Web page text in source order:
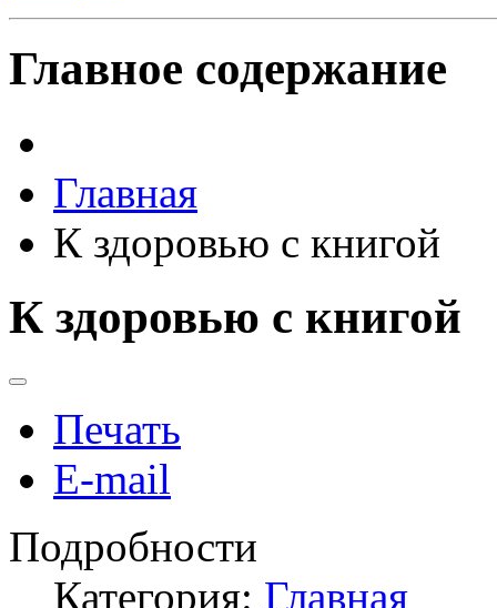
Главное содержание
Главная
К здоровью с книгой
К здоровью с книгой
Печать
E-mail
Подробности
Категория: Главная